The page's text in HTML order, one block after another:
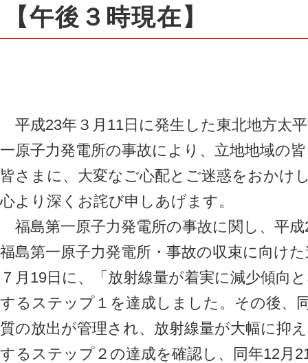
【午後３時現在】
平成23年３月11日に発生した東北地方太
一原子力発電所の事故により、立地地域の
皆さまに、大変なご心配とご迷惑をおかけ
心より深くお詫び申しあげます。
福島第一原子力発電所の事故に関し、平
福島第一原子力発電所・事故の収束に向け
７月19日に、「放射線量が着実に減少傾向
するステップ１を達成しました。その後、
質の放出が管理され、放射線量が大幅に抑
するステップ２の達成を確認し、同年12月